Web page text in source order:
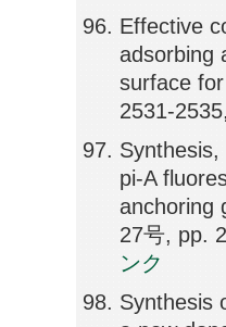
Effective
adsorbing
surface
2531-
pi-A
anchoring
27号, pp.
ンク
Synthesis